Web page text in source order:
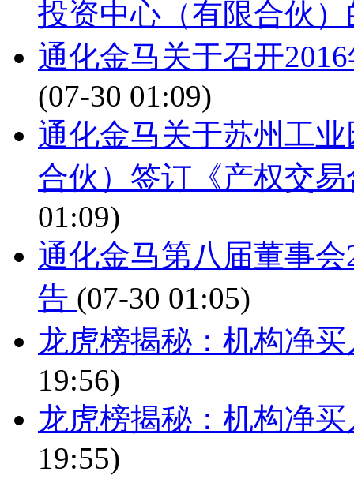
投资中心（有限合伙
通化金马关于召开
(07-30 01:09)
通化金马关于苏州工
合伙）签订《产权交
01:09)
通化金马第八届董事
告 (07-30 01:05)
龙虎榜揭秘：机构净
19:56)
龙虎榜揭秘：机构净
19:55)